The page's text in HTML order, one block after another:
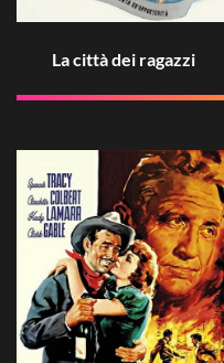
La città dei ragazzi